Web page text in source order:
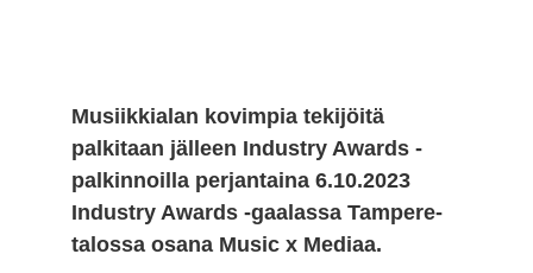
Musiikkialan kovimpia tekijöitä
palkitaan jälleen Industry Awards -
palkinnoilla perjantaina 6.10.2023
Industry Awards -gaalassa Tampere-
talossa osana Music x Mediaa.